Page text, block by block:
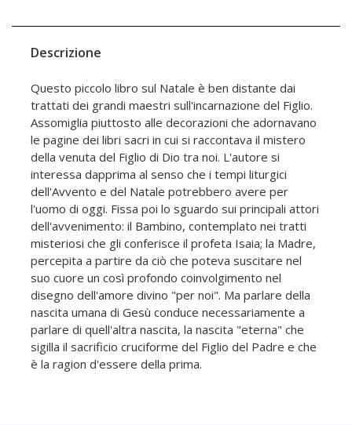
Descrizione
Questo piccolo libro sul Natale è ben distante dai
trattati dei grandi maestri sull'incarnazione del Figlio.
Assomiglia piuttosto alle decorazioni che adornavano
le pagine dei libri sacri in cui si raccontava il mistero
della venuta del Figlio di Dio tra noi. L'autore si
interessa dapprima al senso che i tempi liturgici
dell'Avvento e del Natale potrebbero avere per
l'uomo di oggi. Fissa poi lo sguardo sui principali attori
dell'avvenimento: il Bambino, contemplato nei tratti
misteriosi che gli conferisce il profeta Isaia; la Madre,
percepita a partire da ciò che poteva suscitare nel
suo cuore un così profondo coinvolgimento nel
disegno dell'amore divino "per noi". Ma parlare della
nascita umana di Gesù conduce necessariamente a
parlare di quell'altra nascita, la nascita "eterna" che
sigilla il sacrificio cruciforme del Figlio del Padre e che
è la ragion d'essere della prima.